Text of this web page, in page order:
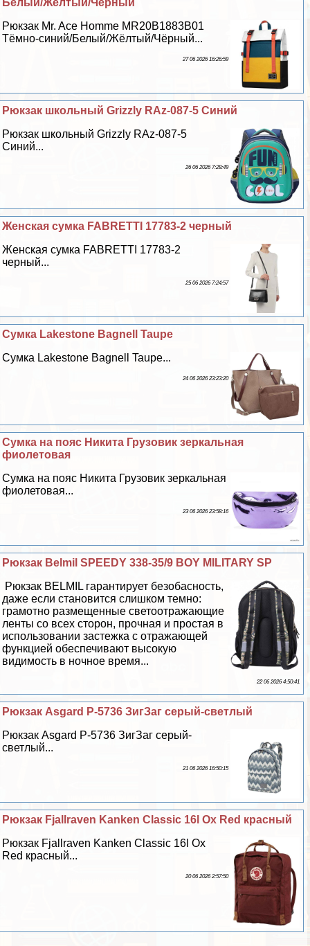
Рюкзак Mr. Ace Homme MR20B1883B01
Тёмно-синий/Белый/Жёлтый/Чёрный...
27 06 2026 16:26:59
Рюкзак школьный Grizzly RAz-087-5 Синий
Рюкзак школьный Grizzly RAz-087-5
Синий...
26 06 2026 7:28:49
Женская сумка FABRETTI 17783-2 черный
Женская сумка FABRETTI 17783-2
черный...
25 06 2026 7:24:57
Сумка Lakestone Bagnell Taupe
Сумка Lakestone Bagnell Taupe...
24 06 2026 23:23:20
Сумка на пояс Никита Грузовик зеркальная
фиолетовая
Сумка на пояс Никита Грузовик зеркальная
фиолетовая...
23 06 2026 23:58:16
Рюкзак Belmil SPEEDY 338-35/9 BOY MILITARY SP
Рюкзак BELMIL гарантирует безобасность,
даже если становится слишком темно:
грамотно размещенные светоотражающие
ленты со всех сторон, прочная и простая в
использовании застежка с отражающей
функцией обеспечивают высокую
видимость в ночное время...
22 06 2026 4:50:41
Рюкзак Asgard Р-5736 ЗигЗаг серый-светлый
Рюкзак Asgard Р-5736 ЗигЗаг серый-
светлый...
21 06 2026 16:50:15
Рюкзак Fjallraven Kanken Classic 16l Ox Red красный
Рюкзак Fjallraven Kanken Classic 16l Ox
Red красный...
20 06 2026 2:57:50